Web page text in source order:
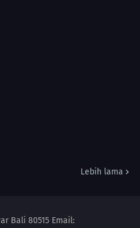
Lebih lama
Bali 80515 Email: